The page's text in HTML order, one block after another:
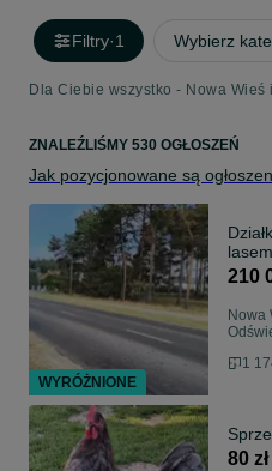
Filtry·1 Wybierz
Dla Ciebie wszystko - Nowa Wieś
ZNALEŹLIŚMY 530 OGŁOSZEŃ
Jak pozycjonowane są
lasem
210
Nowa
1
80 zł
WYRÓŻNIONE